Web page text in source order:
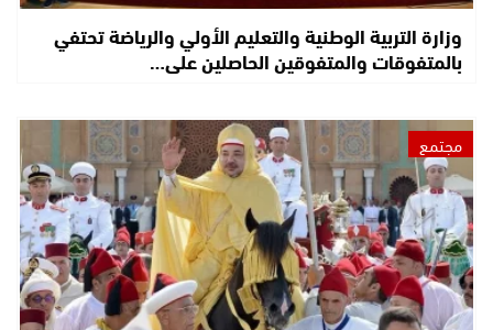
وزارة التربية الوطنية والتعليم الأولي والرياضة تحتفي
بالمتفوقات والمتفوقين الحاصلين على…
مجتمع